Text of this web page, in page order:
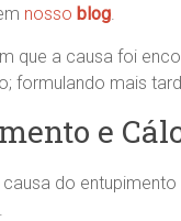
nosso blog.
que a causa foi
formulando mais
e
causa do